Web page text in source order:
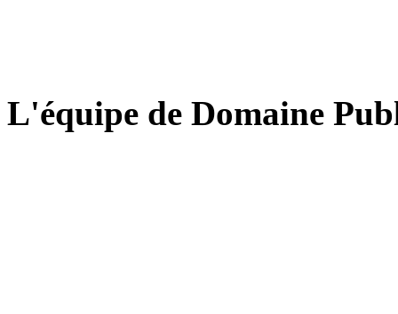
L'équipe de Domaine